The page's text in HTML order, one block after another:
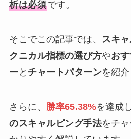
析は必須です。
そこでこの記事では、
スキ
クニカル指標の選び方やお
ー と チャートパターンを紹介
さらに、 勝率65.38%を達成
のスキャルピング手法をチ